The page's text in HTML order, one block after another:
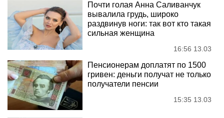
Почти голая Анна Саливанчук
вывалила грудь, широко
раздвинув ноги: так вот кто такая
сильная женщина
16:56 13.03
Пенсионерам доплатят по 1500
гривен: деньги получат не только
получатели пенсии
15:35 13.03